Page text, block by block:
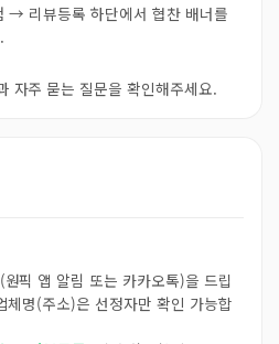
→ 리뷰등록 하단에서 협찬 배너를
자주 묻는 질문을 확인해주세요.
픽 앱 알림 또는 카카오톡)을 드립
체명(주소)은 선정자만 확인 가능합